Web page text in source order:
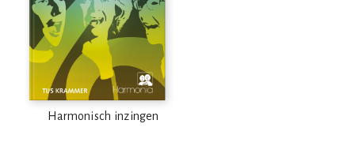
Harmonisch inzingen